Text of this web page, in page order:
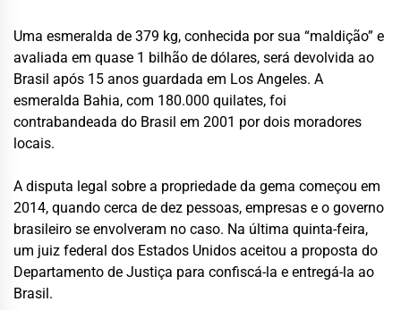
Uma esmeralda de 379 kg, conhecida por sua “maldição” e
avaliada em quase 1 bilhão de dólares, será devolvida ao
Brasil após 15 anos guardada em Los Angeles. A
esmeralda Bahia, com 180.000 quilates, foi
contrabandeada do Brasil em 2001 por dois moradores
locais.
A disputa legal sobre a propriedade da gema começou em
2014, quando cerca de dez pessoas, empresas e o governo
brasileiro se envolveram no caso. Na última quinta-feira,
um juiz federal dos Estados Unidos aceitou a proposta do
Departamento de Justiça para confiscá-la e entregá-la ao
Brasil.